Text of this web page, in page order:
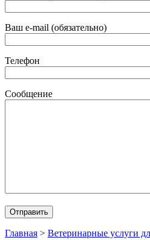
Ваш e-mail (обязательно)
Телефон
Сообщение
Главная > Ветеринарные услуги